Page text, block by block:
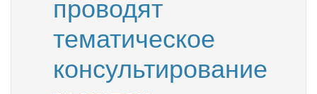
тематическое
консультирование